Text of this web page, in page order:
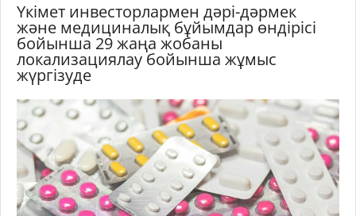
Үкімет инвесторлармен дәрі-дәрмек
және медициналық бұйымдар өндірісі
бойынша 29 жаңа жобаны
локализациялау бойынша жұмыс
жүргізуде